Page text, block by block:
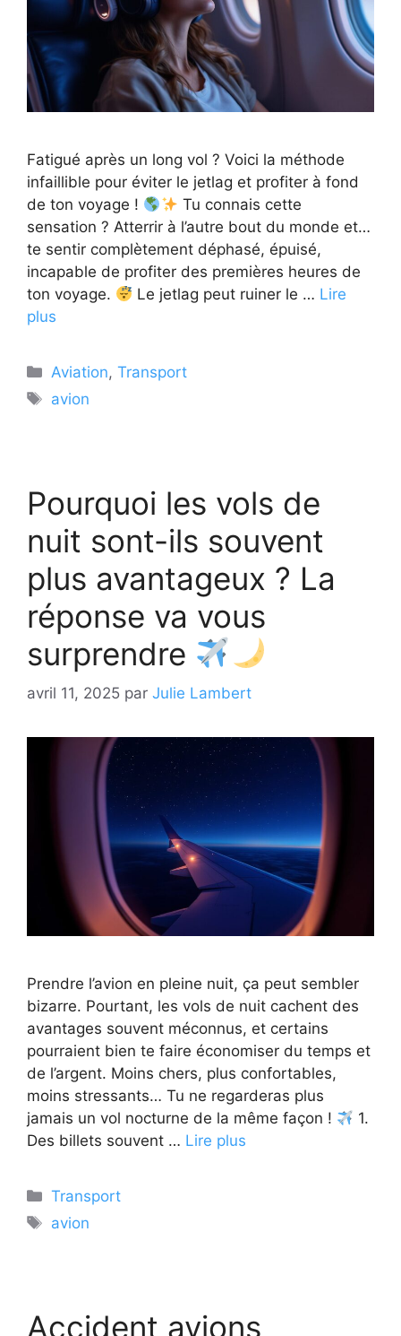
Fatigué après un long vol ? Voici la méthode
infaillible pour éviter le jetlag et profiter à fond
de ton voyage !
Tu connais cette
sensation ? Atterrir à l’autre bout du monde et…
te sentir complètement déphasé, épuisé,
incapable de profiter des premières heures de
ton voyage.
Le jetlag peut ruiner le … Lire
plus
Catégories
Aviation,Transport
Étiquettes
avion
Pourquoi les vols de
nuit sont-ils souvent
plus avantageux ? La
réponse va vous
surprendre
avril 11, 2025 par Julie Lambert
Prendre l’avion en pleine nuit, ça peut sembler
bizarre. Pourtant, les vols de nuit cachent des
avantages souvent méconnus, et certains
pourraient bien te faire économiser du temps et
de l’argent. Moins chers, plus confortables,
moins stressants… Tu ne regarderas plus
jamais un vol nocturne de la même façon !
1.
Des billets souvent … Lire plus
Catégories
Transport
Étiquettes
avion
Accident avions